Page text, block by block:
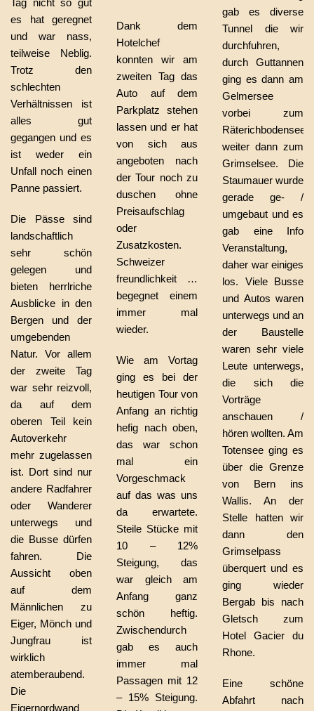
Tag nicht so gut
es hat geregnet
und war nass,
teilweise Neblig.
Trotz den
schlechten
Verhältnissen ist
alles gut
gegangen und es
ist weder ein
Unfall noch einen
Panne passiert.
Die Pässe sind
landschaftlich
sehr schön
gelegen und
bieten herrlriche
Ausblicke in den
Bergen und der
umgebenden
Natur. Vor allem
der zweite Tag
war sehr reizvoll,
da auf dem
oberen Teil kein
Autoverkehr
mehr zugelassen
ist. Dort sind nur
andere Radfahrer
oder Wanderer
unterwegs und
die Busse dürfen
fahren. Die
Aussicht oben
auf dem
Männlichen zu
Eiger, Mönch und
Jungfrau ist
wirklich
atemberaubend.
Die
Eigernordwand
Dank dem
Hotelchef
konnten wir am
zweiten Tag das
Auto auf dem
Parkplatz stehen
lassen und er hat
von sich aus
angeboten nach
der Tour noch zu
duschen ohne
Preisaufschlag
oder
Zusatzkosten.
Schweizer
freundlichkeit …
begegnet einem
immer mal
wieder.
Wie am Vortag
ging es bei der
heutigen Tour von
Anfang an richtig
hefig nach oben,
das war schon
mal ein
Vorgeschmack
auf das was uns
da erwartete.
Steile Stücke mit
10 – 12%
Steigung, das
war gleich am
Anfang ganz
schön heftig.
Zwischendurch
gab es auch
immer mal
Passagen mit 12
– 15% Steigung.
gab es diverse
Tunnel die wir
durchfuhren,
durch Guttannen
ging es dann am
Gelmersee
vorbei zum
Räterichbodensee
weiter dann zum
Grimselsee. Die
Staumauer wurde
gerade ge- /
umgebaut und es
gab eine Info
Veranstaltung,
daher war einiges
los. Viele Busse
und Autos waren
unterwegs und an
der Baustelle
waren sehr viele
Leute unterwegs,
die sich die
Vorträge
anschauen /
hören wollten. Am
Totensee ging es
über die Grenze
von Bern ins
Wallis. An der
Stelle hatten wir
dann den
Grimselpass
überquert und es
ging wieder
Bergab bis nach
Gletsch zum
Hotel Gacier du
Rhone.
Eine schöne
Abfahrt nach